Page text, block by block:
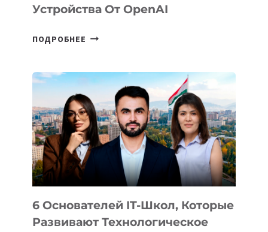
Устройства От OpenAI
ПОДРОБНЕЕ СТАЛИ
ВНЕШНЕГО
ВИДА
НОВОГО
УСТРОЙСТВА
ОТ
OPENAI
6 Основателей IT-Школ, Которые
Развивают Технологическое